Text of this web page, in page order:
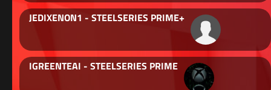
JEDIXENON1 - STEELSERIES PRIME+
IGREENTEAI - STEELSERIES PRIME